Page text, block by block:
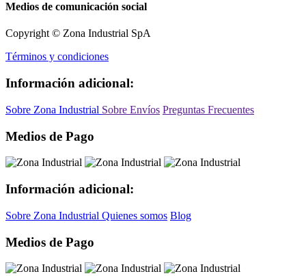
Medios de comunicación social
Copyright © Zona Industrial SpA
Términos y condiciones
Información adicional:
Sobre Zona Industrial Sobre Envíos Preguntas Frecuentes
Medios de Pago
Información adicional:
Sobre Zona Industrial Quienes somos Blog
Medios de Pago